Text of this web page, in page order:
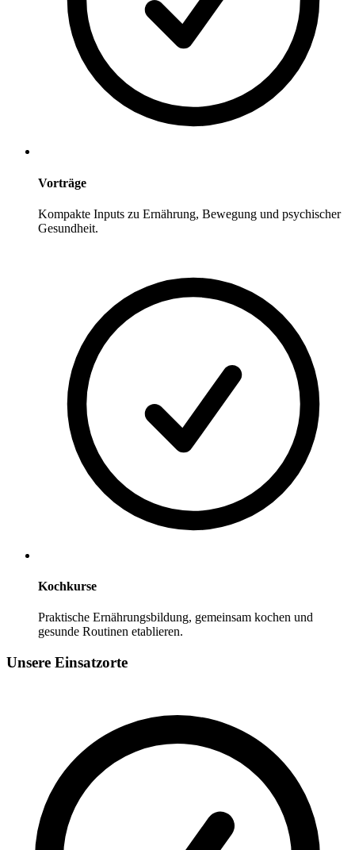
Vorträge
Kompakte Inputs zu Ernährung, Bewegung und psychischer
Gesundheit.
Kochkurse
Praktische Ernährungsbildung, gemeinsam kochen und
gesunde Routinen etablieren.
Unsere Einsatzorte